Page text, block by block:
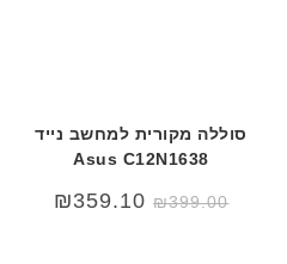
סוללה מקורית למחשב נייד
Asus C12N1638
₪399.00
₪359.10